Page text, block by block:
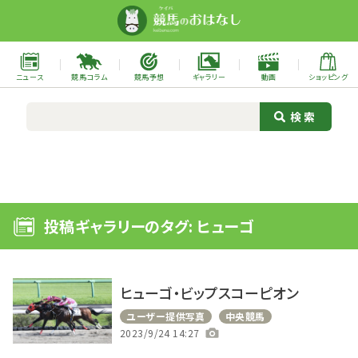
ニュース 競馬コラム 競馬予想 ギャラリー 動画 ショッピング
投稿ギャラリーのタグ: ヒューゴ
ヒューゴ・ビップスコーピオン
ユーザー提供写真
中央競馬
2023/9/24 14:27